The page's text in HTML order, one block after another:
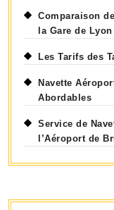
Comparaison
la Gare de
Les Tarifs des
Navette
Abordables
Service de
l’Aéroport de